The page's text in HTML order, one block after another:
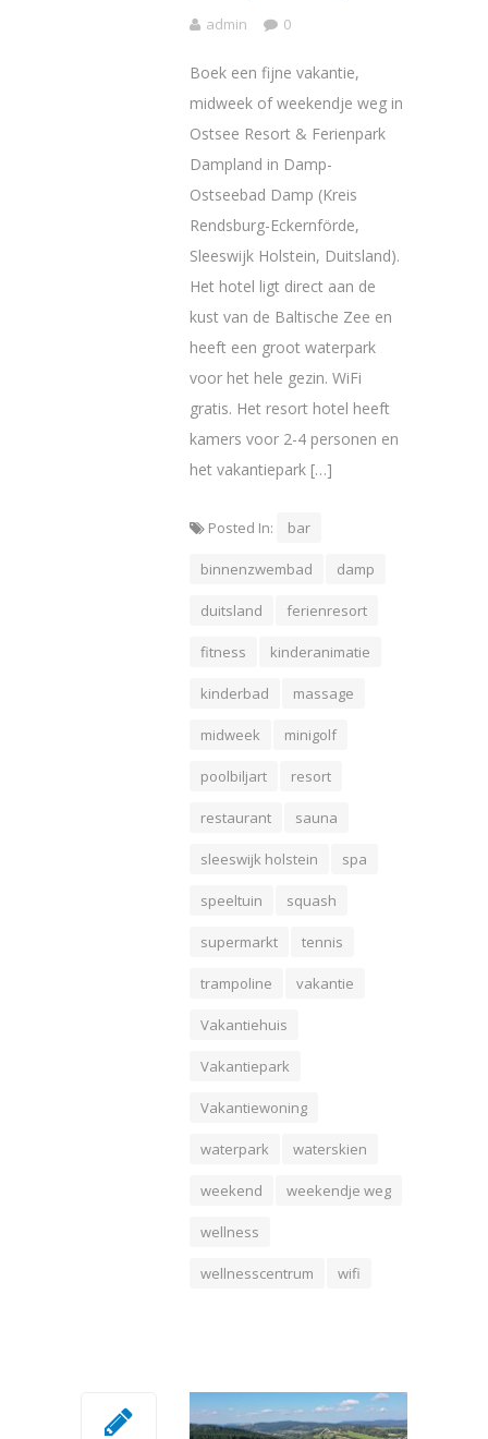
admin 0
Boek een fijne vakantie,
midweek of weekendje weg in
Ostsee Resort & Ferienpark
Dampland in Damp-
Ostseebad Damp (Kreis
Rendsburg-Eckernförde,
Sleeswijk Holstein, Duitsland).
Het hotel ligt direct aan de
kust van de Baltische Zee en
heeft een groot waterpark
voor het hele gezin. WiFi
gratis. Het resort hotel heeft
kamers voor 2-4 personen en
het vakantiepark […]
Posted In: bar
binnenzwembad damp
duitsland ferienresort
fitness kinderanimatie
kinderbad massage
midweek minigolf
poolbiljart resort
restaurant sauna
sleeswijk holstein spa
speeltuin squash
supermarkt tennis
trampoline vakantie
Vakantiehuis
Vakantiepark
Vakantiewoning
waterpark waterskien
weekend weekendje weg
wellness
wellnesscentrum wifi